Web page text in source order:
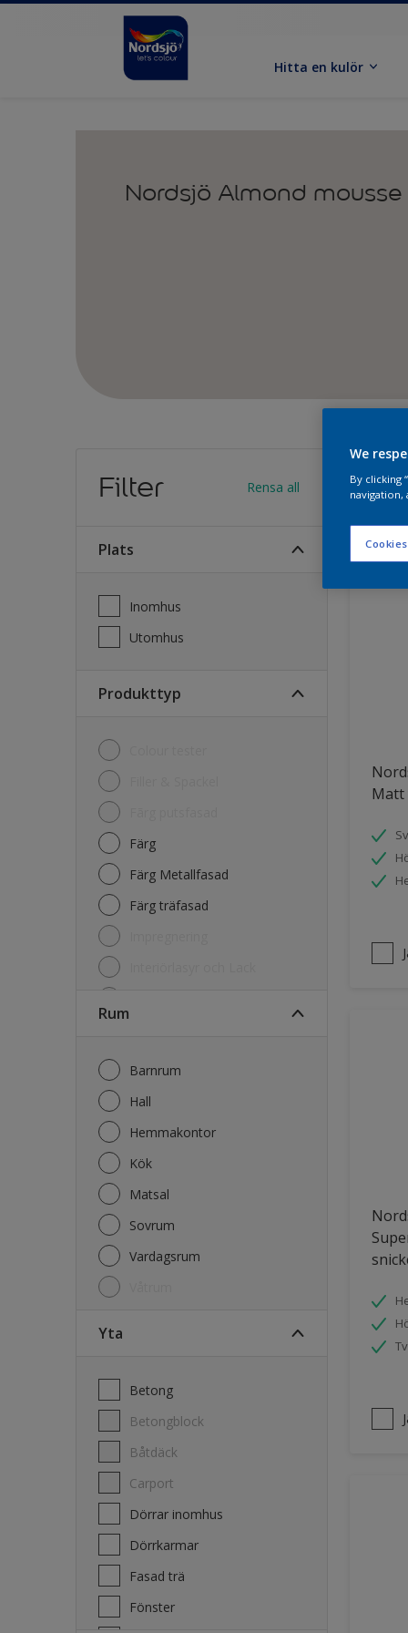
Hitta en kulör
Nordsjö Almond mousse
Filter Rensa all
Plats
Inomhus
Utomhus
Produkttyp
Färg
Färg Metallfasad
Färg träfasad
Rum
Barnrum
Hall
Hemmakontor
Kök
Matsal
Sovrum
Vardagsrum
Yta
Betong
Betongblock
Båtdäck
Carport
Dörrar inomhus
Dörrkarmar
Fasad trä
Fönster
Matt
We
By clicking
navigation,